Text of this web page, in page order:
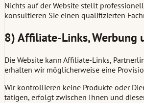
Nichts auf der Website stellt
konsultieren Sie einen qualifizierten
8) Affiliate-Links, Werbung
Die Website kann Affiliate-Links,
erhalten wir möglicherweise eine
Wir kontrollieren keine Produkte oder
tätigen, erfolgt zwischen Ihnen und